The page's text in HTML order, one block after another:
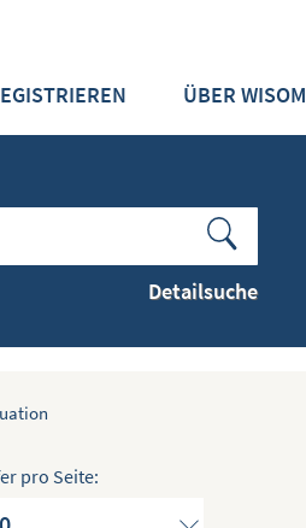
ÜBER WISOM
Detailsuche
pro Seite: